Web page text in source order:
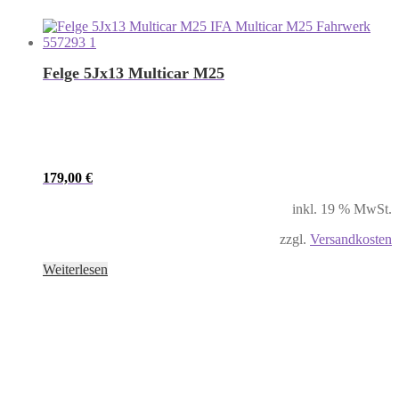
Felge 5Jx13 Multicar M25
179,00 €
inkl. 19 % MwSt.
zzgl. Versandkosten
Weiterlesen